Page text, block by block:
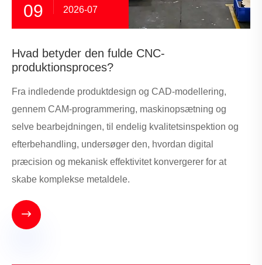
09 2026-07
Hvad betyder den fulde CNC-
produktionsproces?
Fra indledende produktdesign og CAD-modellering,
gennem CAM-programmering, maskinopsætning og
selve bearbejdningen, til endelig kvalitetsinspektion og
efterbehandling, undersøger den, hvordan digital
præcision og mekanisk effektivitet konvergerer for at
skabe komplekse metaldele.
